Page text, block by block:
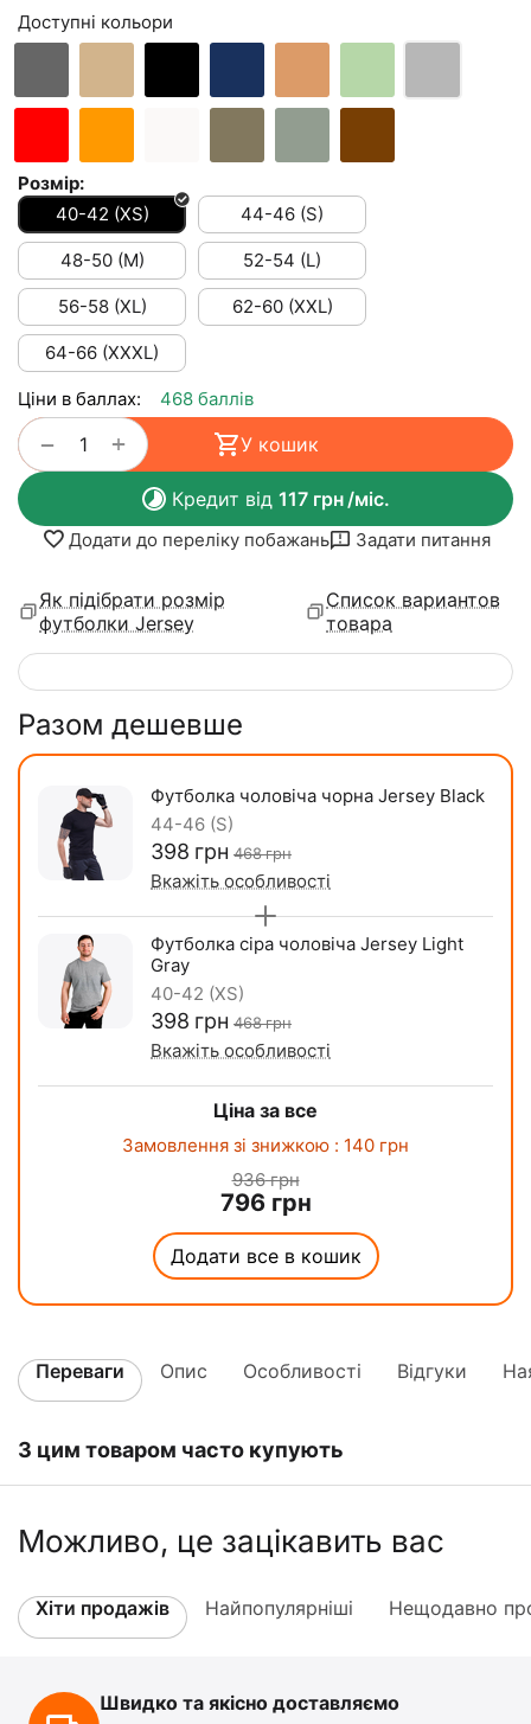
Доступні кольори
Розмір:
40-42 (XS)
44-46 (S)
48-50 (M) 52-54 (L)
56-58 (XL) 62-60 (XXL)
64-66 (XXXL)
Ціни в баллах: 468 баллів
+
− У кошик
Кредит від 117грн/міс.
Додати до переліку побажань Задати питання
Як підібрати розмір
футболки Jersey
Список вариантов
товара
Разом дешевше
Футболка чоловіча чорна Jersey Black
44-46 (S)
‍398‍ грн ‍468‍грн
Вкажіть особливості
Футболка сіра чоловіча Jersey Light
Gray
40-42 (XS)
‍398‍ грн ‍468‍грн
Вкажіть особливості
Ціна за все
Замовлення зі знижкою : 140 грн
936грн
796грн
Додати все в кошик
Переваги Опис Особливості Відгуки
З цим товаром часто купують
Можливо, це зацікавить вас
Хіти продажів Найпопулярніші Нещодавно
Швидко та якісно доставляємо